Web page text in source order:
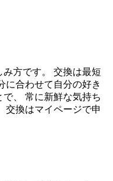
方です。 交換は最短
に合わせて自分の好き
、 常に新鮮な気持ち
交換はマイページで申